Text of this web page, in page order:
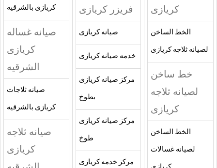
كريازى
الخط الساخن
لصيانه ثلاجه كريازى
خط ساخن
لصيانه ثلاجه
كريازى
الخط الساخن
لصيانه غسالات
فريزر كريازى
صيانه كريازى
خدمه صيانه كريازى
مركز صيانه كريازى
بطوخ
مركز صيانه كريازى
طوخ
مركز خدمه كريازى
كريازى بالشرقيه
صيانه غساله
كريازى
الشرقيه
صيانه ثلاجات
كريازى بالشرقيه
صيانه ثلاجه
كريازى